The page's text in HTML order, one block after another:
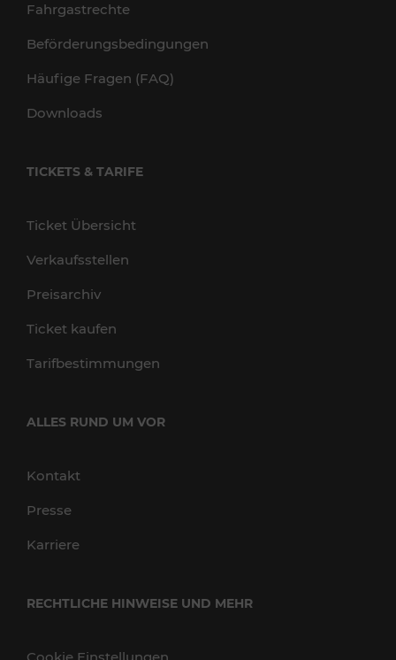
Fahrgastrechte
Beförderungsbedingungen
Häufige Fragen (FAQ)
Downloads
TICKETS & TARIFE
Ticket Übersicht
Verkaufsstellen
Preisarchiv
Ticket kaufen
Tarifbestimmungen
ALLES RUND UM VOR
Kontakt
Presse
Karriere
RECHTLICHE HINWEISE UND MEHR